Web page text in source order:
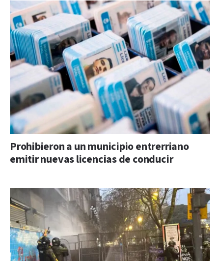
Prohibieron a un municipio entrerriano
emitir nuevas licencias de conducir